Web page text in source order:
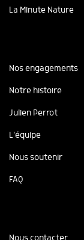
La Minute Nature
Nos engagements
Notre histoire
Julien Perrot
L'équipe
Nous soutenir
FAQ
Nous contacter